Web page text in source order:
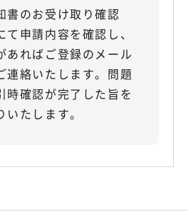
書のお受け取り確認
申請内容を確認し、
あればご登録のメール
連絡いたします。問題
時確認が完了した旨を
たします。